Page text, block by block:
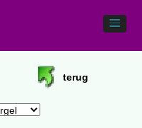
terug